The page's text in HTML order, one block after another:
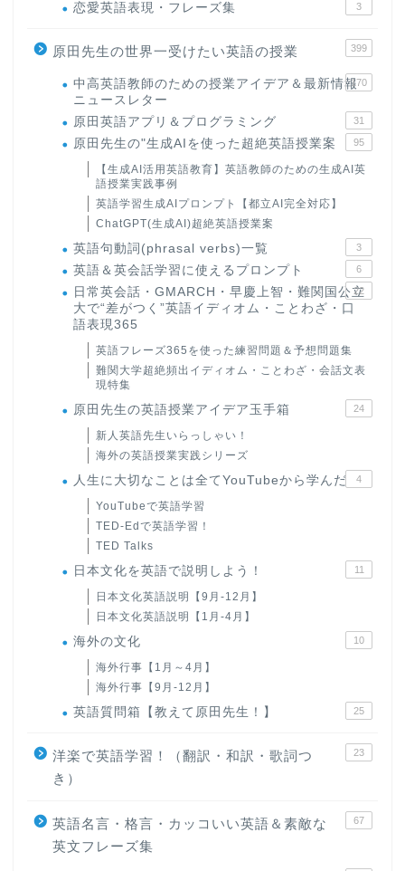
恋愛英語表現・フレーズ集 3
原田先生の世界一受けたい英語の授業 399
中高英語教師のための授業アイデア＆最新情報
ニュースレター
170
原田英語アプリ＆プログラミング 31
原田先生の"生成AIを使った超絶英語授業案 95
【生成AI活用英語教育】英語教師のための生成AI英
語授業実践事例
英語学習生成AIプロンプト【都立AI完全対応】
ChatGPT(生成AI)超絶英語授業案
英語句動詞(phrasal verbs)一覧 3
英語＆英会話学習に使えるプロンプト 6
日常英会話・GMARCH・早慶上智・難関国公立
大で“差がつく”英語イディオム・ことわざ・口
語表現365
22
英語フレーズ365を使った練習問題＆予想問題集
難関大学超絶頻出イディオム・ことわざ・会話文表
現特集
原田先生の英語授業アイデア玉手箱 24
新人英語先生いらっしゃい！
海外の英語授業実践シリーズ
人生に大切なことは全てYouTubeから学んだ 4
YouTubeで英語学習
TED-Edで英語学習！
TED Talks
日本文化を英語で説明しよう！ 11
日本文化英語説明【9月-12月】
日本文化英語説明【1月-4月】
海外の文化 10
海外行事【1月～4月】
海外行事【9月-12月】
英語質問箱【教えて原田先生！】 25
洋楽で英語学習！（翻訳・和訳・歌詞つ
き）
23
英語名言・格言・カッコいい英語＆素敵な
英文フレーズ集
67